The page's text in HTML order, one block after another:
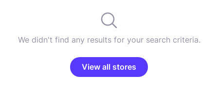
We didn't find any results for your search criteria.
View all stores